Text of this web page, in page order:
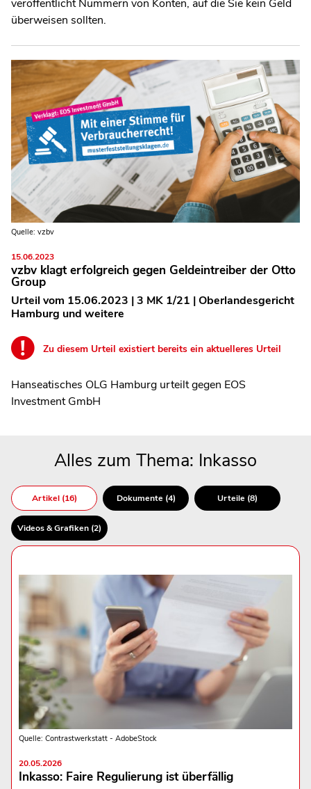
veröffentlicht Nummern von Konten, auf die Sie kein Geld
überweisen sollten.
Quelle: vzbv
15.06.2023
vzbv klagt erfolgreich gegen Geldeintreiber der Otto
Group
Urteil vom 15.06.2023 | 3 MK 1/21 | Oberlandesgericht
Hamburg und weitere
Zu diesem Urteil existiert bereits ein aktuelleres Urteil
Hanseatisches OLG Hamburg urteilt gegen EOS
Investment GmbH
Alles zum Thema: Inkasso
Artikel (16) Dokumente (4) Urteile (8)
Videos & Grafiken (2)
Quelle: Contrastwerkstatt - AdobeStock
20.05.2026
Inkasso: Faire Regulierung ist überfällig